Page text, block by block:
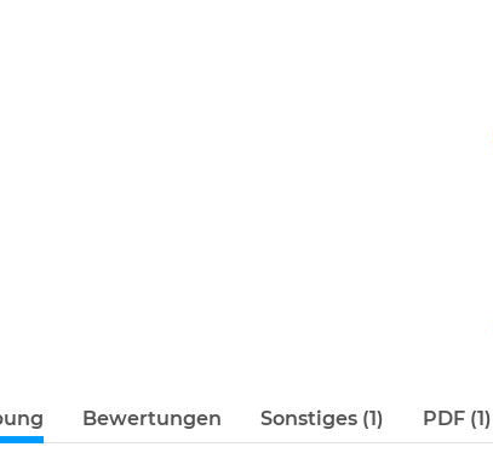
Bewertungen Sonstiges (1) PDF (1)